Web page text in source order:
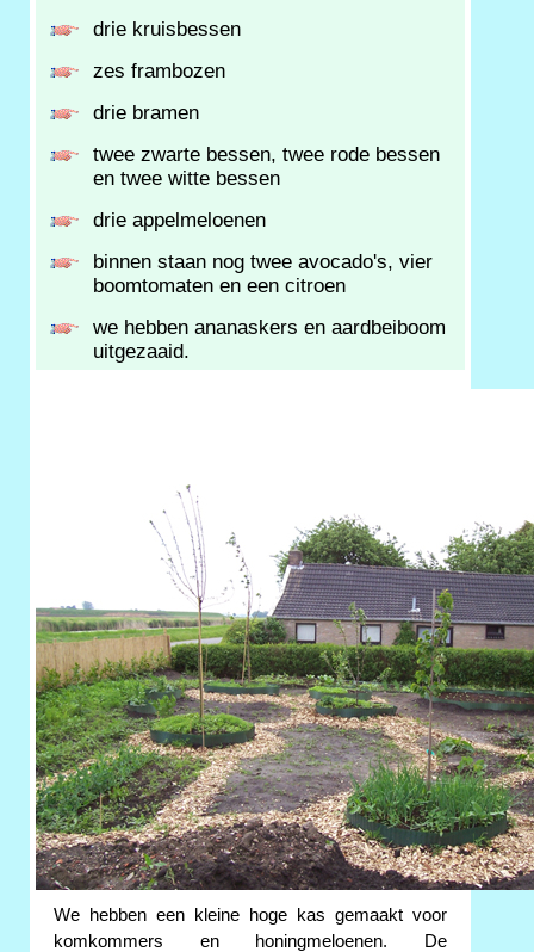
drie kruisbessen
zes frambozen
drie bramen
twee zwarte bessen, twee rode bessen
en twee witte bessen
drie appelmeloenen
binnen staan nog twee avocado's, vier
boomtomaten en een citroen
we hebben ananaskers en aardbeiboom
uitgezaaid.
We hebben een kleine hoge kas gemaakt voor
komkommers en honingmeloenen. De